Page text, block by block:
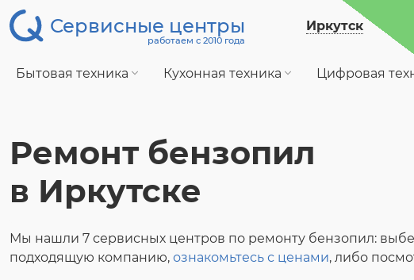
Сервисные центры
работаем с 2010 года
Иркутск
Бытовая техника Кухонная техника Цифровая
Ремонт бензопил
в Иркутске
Мы нашли 7 сервисных центров по ремонту бензопил:
подходящую компанию, ознакомьтесь с ценами, либо